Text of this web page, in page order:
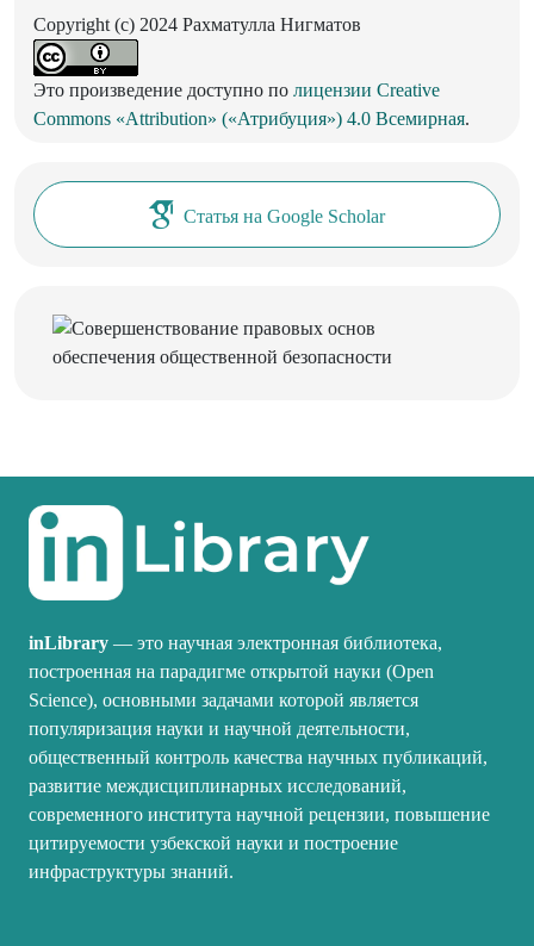
Copyright (c) 2024 Рахматулла Нигматов
Это произведение доступно по лицензии Creative
Commons «Attribution» («Атрибуция») 4.0 Всемирная.
Статья на Google Scholar
inLibrary — это научная электронная библиотека,
построенная на парадигме открытой науки (Open
Science), основными задачами которой является
популяризация науки и научной деятельности,
общественный контроль качества научных публикаций,
развитие междисциплинарных исследований,
современного института научной рецензии, повышение
цитируемости узбекской науки и построение
инфраструктуры знаний.